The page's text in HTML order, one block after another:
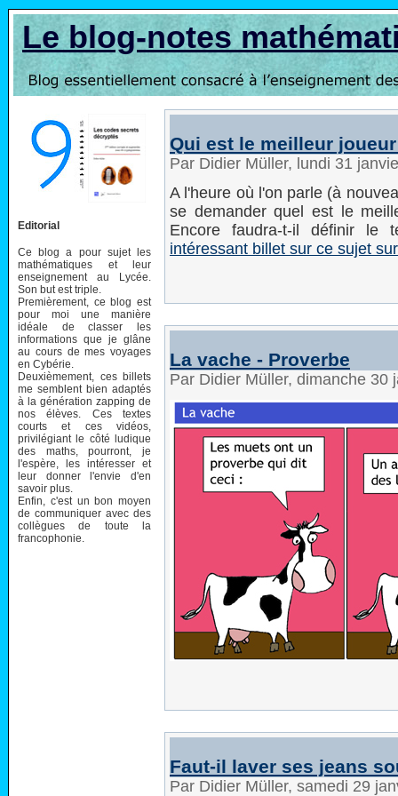
Le blog-notes
Editorial
Ce blog a pour sujet les
mathématiques et leur
enseignement au Lycée.
Son but est triple.
Premièrement, ce blog est
pour moi une manière
idéale de classer les
informations que je glâne
au cours de mes voyages
en Cybérie.
Deuxièmement, ces billets
me semblent bien adaptés
à la génération zapping de
nos élèves. Ces textes
courts et ces vidéos,
privilégiant le côté ludique
des maths, pourront, je
l'espère, les intéresser et
leur donner l'envie d'en
savoir plus.
Enfin, c'est un bon moyen
de communiquer avec des
collègues de toute la
francophonie.
Qui est le meilleur
Par Didier Müller, lundi 31
A l'heure où l'on parle (à
se demander quel est le
Encore faudra-t-il définir le
intéressant billet sur ce sujet
La vache - Proverbe
Par Didier Müller, dimanche 30
Faut-il laver ses jeans
Par Didier Müller, samedi 29